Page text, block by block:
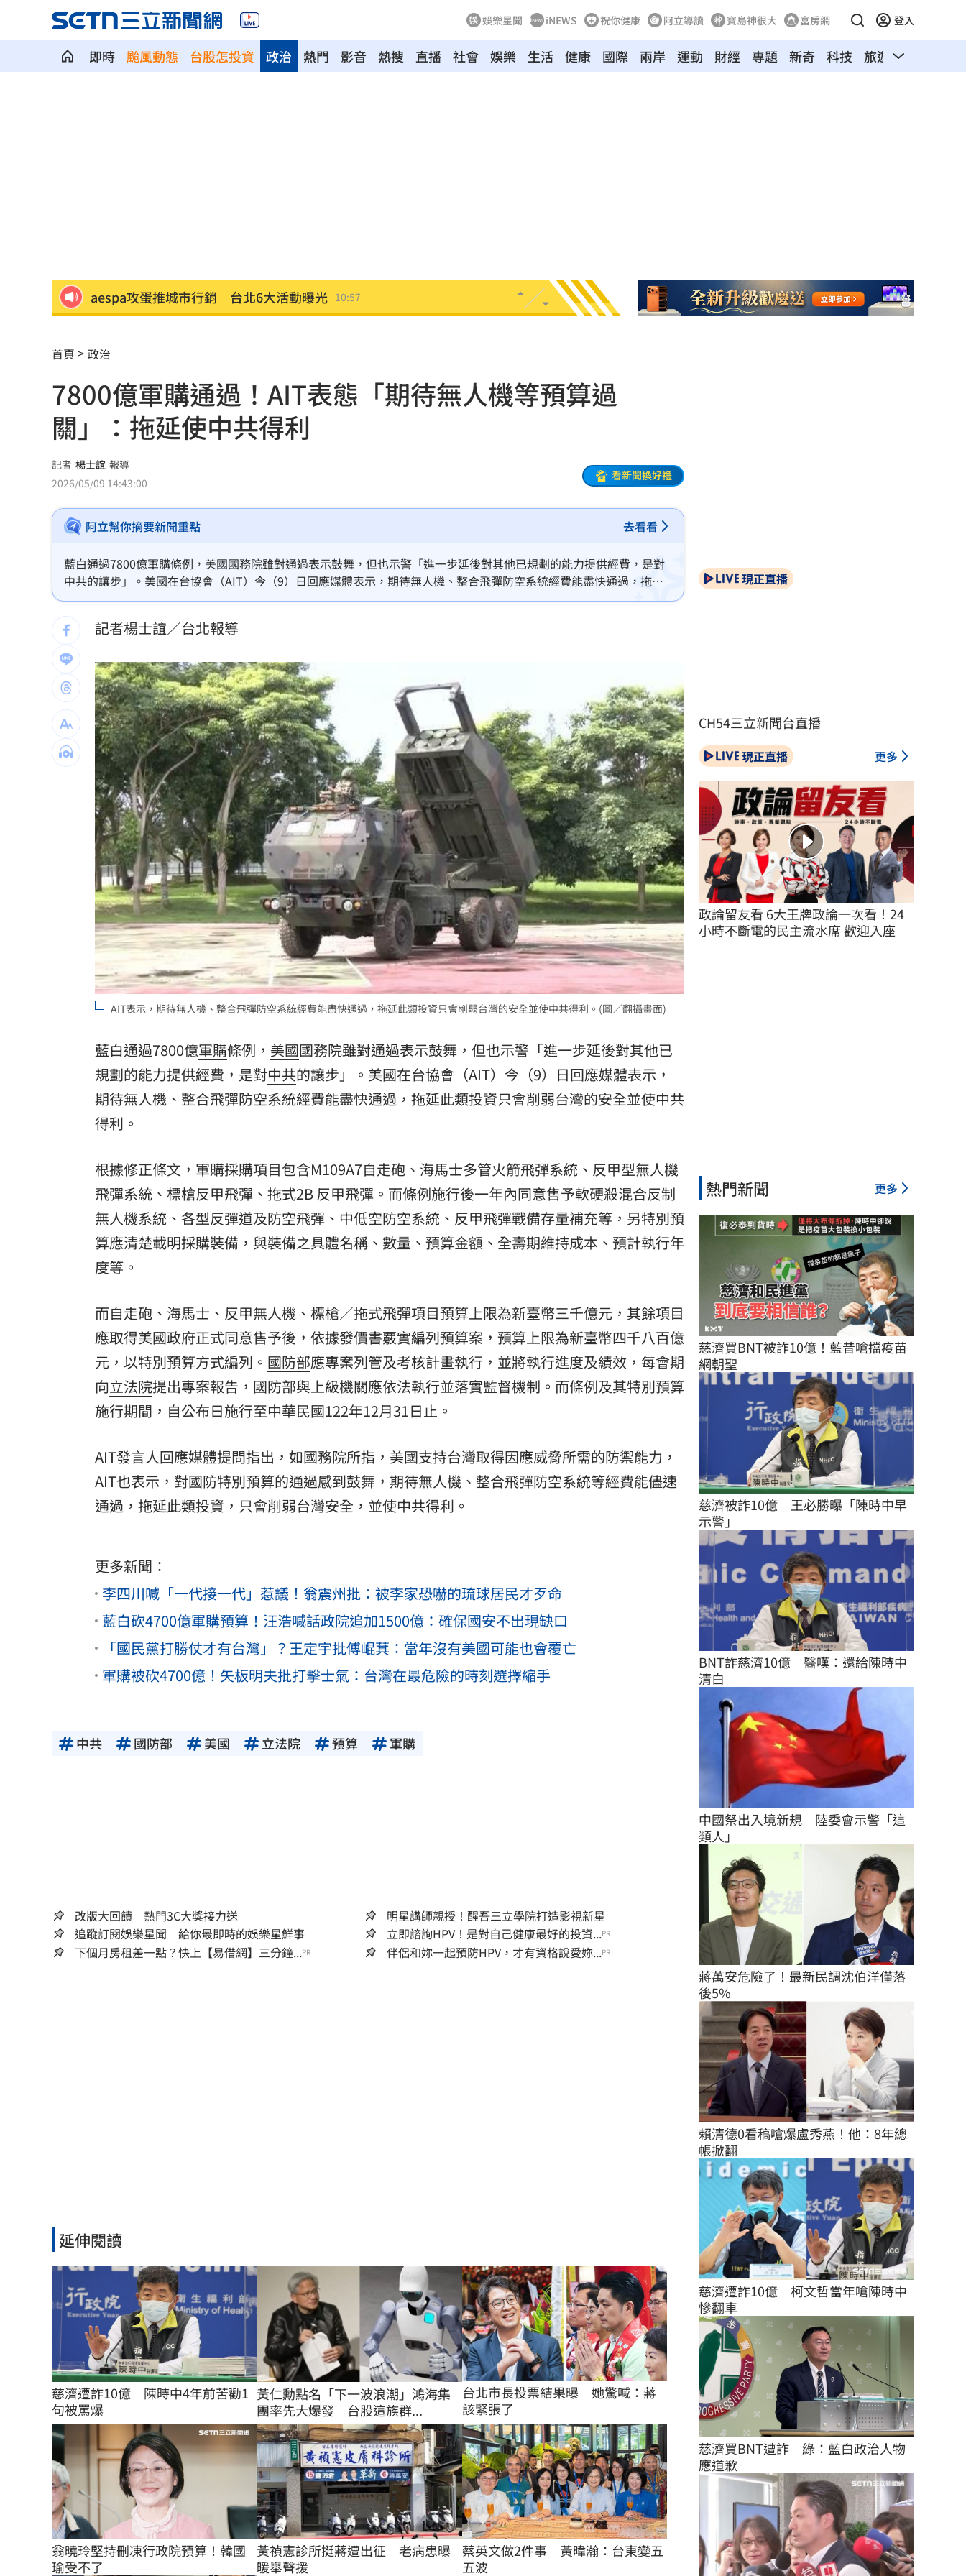
娛樂星聞 iNEWS 祝你健康 阿立導讀 寶島神很大 富房網 登入
即時 颱風動態 台股怎投資 熱門 影音 熱搜 直播
政治 社會 娛樂 生活 健康 國際 兩岸 運動 財經 專題 新奇 科技 旅遊 汽車
aespa攻蛋推城市行銷 台北6大活動曝光 10:57
慈濟遭詐10.6億！醫「神比喻」眾一看秒懂
奇豔妝容惹炎上！泰女公務員霸氣回嗆 10:52
疫苗真相曝陳實中要求道歉 蔣萬安這樣說
外野手接球相撞 深遠飛球彈出牆變2分砲
用戶注意！Gmail在2027年將「大砍3功能」
獨／詐10億囤黃金爆增值3倍：可望全拿回
直呼難以諒解！他：慈濟最高層應有人下台 10:45
BLACKPINK活動惹議 公司遭人持球桿猛砸
靠慈濟志工形象加分 女律當選彰律理事長
60歲糖尿病婦 吃飯1改變血糖奇蹟下降 10:35
白海豚逼近放颱風假？最新暴風圈侵襲率曝
生前曾對打丟丟妹 肥大叔猝逝震撼全網 10:34
台灣彩券開獎直播中 20:31
LIVE三立+24小時直播 15:27
三立iNEWS新聞台線上直播 18:00
「拍片人的多重宇宙」職涯論壇9/12登場！ 10:30
8國球員齊聚高雄 Formosa 7s掀足球熱潮 10:00
理想混蛋號召粉絲跨海追星吃美食！ 18:15
首頁 政治
7800億軍購通過！AIT表態「期待無人機等預算過
關」：拖延使中共得利
記者 楊士誼 報導
2026/05/09 14:43:00
看新聞換好禮
阿立幫你摘要新聞重點 去看看
藍白通過7800億軍購條例，美國國務院雖對通過表示鼓舞，但也示警「進一步延後對其他已規劃的能力提供經費，是對
中共的讓步」。美國在台協會（AIT）今（9）日回應媒體表示，期待無人機、整合飛彈防空系統經費能盡快通過，拖延
此類投資只會削弱台灣的安全並使中共得利。
記者楊士誼／台北報導
AIT表示，期待無人機、整合飛彈防空系統經費能盡快通過，拖延此類投資只會削弱台灣的安全並使中共得利。(圖／翻攝畫面)
藍白通過7800億軍購條例， 美國國務院雖對通過表示鼓舞，但也示警「進一步延後對其他已
規劃的能力提供經費，是對中共的讓步」。美國在台協會（AIT）今（9）日回應媒體表示，
期待無人機、整合飛彈防空系統經費能盡快通過，拖延此類投資只會削弱台灣的安全並使中共
得利。
根據修正條文，軍購採購項目包含M109A7自走砲、海馬士多管火箭飛彈系統、反甲型無人機
飛彈系統、標槍反甲飛彈、拖式2B 反甲飛彈。而條例施行後一年內同意售予軟硬殺混合反制
無人機系統、各型反彈道及防空飛彈、中低空防空系統、反甲飛彈戰備存量補充等，另特別預
算應清楚載明採購裝備，與裝備之具體名稱、數量、預算金額、全壽期維持成本、預計執行年
度等。
而自走砲、海馬士、反甲無人機、標槍／拖式飛彈項目預算上限為新臺幣三千億元，其餘項目
應取得美國政府正式同意售予後，依據發價書覈實編列預算案，預算上限為新臺幣四千八百億
元，以特別預算方式編列。 國防部應專案列管及考核計畫執行，並將執行進度及績效，每會期
向立法院提出專案報告，國防部與上級機關應依法執行並落實監督機制。而條例及其特別預算
施行期間，自公布日施行至中華民國122年12月31日止。
AIT發言人回應媒體提問指出，如國務院所指，美國支持台灣取得因應威脅所需的防禦能力，
AIT也表示，對國防特別預算的通過感到鼓舞，期待無人機、整合飛彈防空系統等經費能儘速
通過，拖延此類投資，只會削弱台灣安全，並使中共得利。
更多新聞：
李四川喊「一代接一代」惹議！翁震州批：被李家恐嚇的琉球居民才歹命
藍白砍4700億軍購預算！汪浩喊話政院追加1500億：確保國安不出現缺口
「國民黨打勝仗才有台灣」？王定宇批傅崐萁：當年沒有美國可能也會覆亡
軍購被砍4700億！矢板明夫批打擊士氣：台灣在最危險的時刻選擇縮手
中共 國防部 美國 立法院 預算 軍購
改版大回饋 熱門3C大獎接力送
明星講師親授！醒吾三立學院打造影視新星
追蹤訂閱娛樂星聞 給你最即時的娛樂星鮮事
立即諮詢HPV！是對自己健康最好的投資...PR
下個月房租差一點？快上【易借網】三分鐘...PR 伴侶和妳一起預防HPV，才有資格說愛妳...PR
延伸閱讀
慈濟遭詐10億　陳時中4年前苦勸1
句被罵爆
黃仁勳點名「下一波浪潮」鴻海集
團率先大爆發 台股這族群...
台北市長投票結果曝　她驚喊：蔣
該緊張了
翁曉玲堅持刪凍行政院預算！韓國
瑜受不了
黃禎憲診所挺蔣遭出征　老病患曝
暖舉聲援
蔡英文做2件事　黃暐瀚：台東變五
五波
現正直播
CH54三立新聞台直播
現正直播 更多
政論留友看 6大王牌政論一次看！24
小時不斷電的民主流水席 歡迎入座
熱門新聞 更多
慈濟買BNT被詐10億！藍昔嗆擋疫苗
網朝聖
慈濟被詐10億　王必勝曝「陳時中早
示警」
BNT詐慈濟10億　醫嘆：還給陳時中
清白
中國祭出入境新規　陸委會示警「這
類人」
蔣萬安危險了！最新民調沈伯洋僅落
後5%
賴清德0看稿嗆爆盧秀燕！他：8年總
帳掀翻
慈濟遭詐10億　柯文哲當年嗆陳時中
慘翻車
慈濟買BNT遭詐　綠：藍白政治人物
應道歉